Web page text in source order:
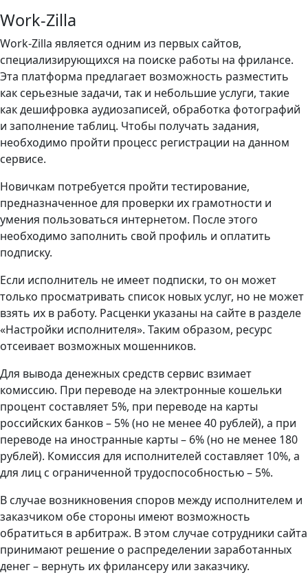
Work‐Zilla
Work‐Zilla является одним из первых сайтов,
специализирующихся на поиске работы на фрилансе.
Эта платформа предлагает возможность разместить
как серьезные задачи, так и небольшие услуги, такие
как дешифровка аудиозаписей, обработка фотографий
и заполнение таблиц. Чтобы получать задания,
необходимо пройти процесс регистрации на данном
сервисе.
Новичкам потребуется пройти тестирование,
предназначенное для проверки их грамотности и
умения пользоваться интернетом. После этого
необходимо заполнить свой профиль и оплатить
подписку.
Если исполнитель не имеет подписки, то он может
только просматривать список новых услуг, но не может
взять их в работу. Расценки указаны на сайте в разделе
«Настройки исполнителя». Таким образом, ресурс
отсеивает возможных мошенников.
Для вывода денежных средств сервис взимает
комиссию. При переводе на электронные кошельки
процент составляет 5%, при переводе на карты
российских банков – 5% (но не менее 40 рублей), а при
переводе на иностранные карты – 6% (но не менее 180
рублей). Комиссия для исполнителей составляет 10%, а
для лиц с ограниченной трудоспособностью – 5%.
В случае возникновения споров между исполнителем и
заказчиком обе стороны имеют возможность
обратиться в арбитраж. В этом случае сотрудники сайта
принимают решение о распределении заработанных
денег – вернуть их фрилансеру или заказчику.